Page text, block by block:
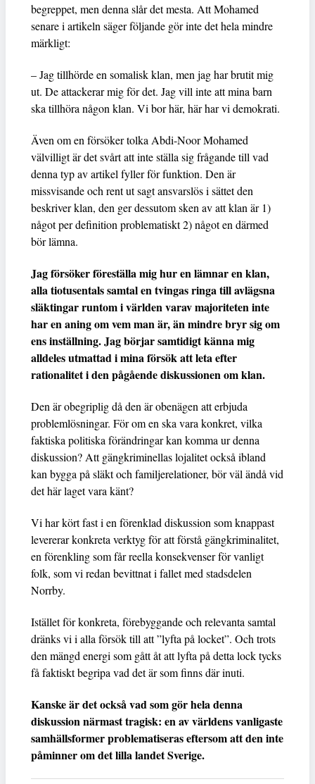
begreppet, men denna slår det mesta. Att Mohamed
senare i artikeln säger följande gör inte det hela mindre
märkligt:
– Jag tillhörde en somalisk klan, men jag har brutit mig
ut. De attackerar mig för det. Jag vill inte att mina barn
ska tillhöra någon klan. Vi bor här, här har vi demokrati.
Även om en försöker tolka Abdi-Noor Mohamed
välvilligt är det svårt att inte ställa sig frågande till vad
denna typ av artikel fyller för funktion. Den är
missvisande och rent ut sagt ansvarslös i sättet den
beskriver klan, den ger dessutom sken av att klan är 1)
något per definition problematiskt 2) något en därmed
bör lämna.
Jag försöker föreställa mig hur en lämnar en klan,
alla tiotusentals samtal en tvingas ringa till avlägsna
släktingar runtom i världen varav majoriteten inte
har en aning om vem man är, än mindre bryr sig om
ens inställning. Jag börjar samtidigt känna mig
alldeles utmattad i mina försök att leta efter
rationalitet i den pågående diskussionen om klan.
Den är obegriplig då den är obenägen att erbjuda
problemlösningar. För om en ska vara konkret, vilka
faktiska politiska förändringar kan komma ur denna
diskussion? Att gängkriminellas lojalitet också ibland
kan bygga på släkt och familjerelationer, bör väl ändå vid
det här laget vara känt?
Vi har kört fast i en förenklad diskussion som knappast
levererar konkreta verktyg för att förstå gängkriminalitet,
en förenkling som får reella konsekvenser för vanligt
folk, som vi redan bevittnat i fallet med stadsdelen
Norrby.
Istället för konkreta, förebyggande och relevanta samtal
dränks vi i alla försök till att ”lyfta på locket”. Och trots
den mängd energi som gått åt att lyfta på detta lock tycks
få faktiskt begripa vad det är som finns där inuti.
Kanske är det också vad som gör hela denna
diskussion närmast tragisk: en av världens vanligaste
samhällsformer problematiseras eftersom att den inte
påminner om det lilla landet Sverige.